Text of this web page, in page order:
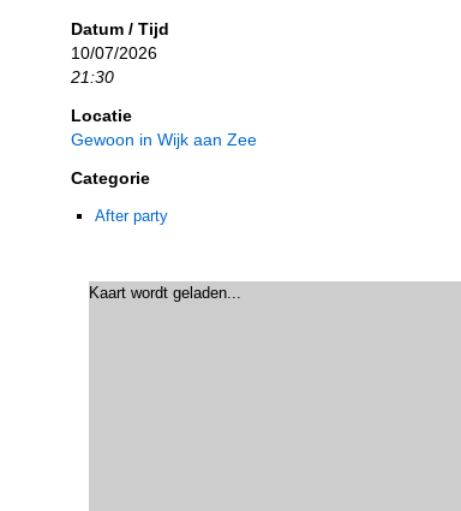
Datum / Tijd
10/07/2026
21:30
Locatie
Gewoon in Wijk aan Zee
Categorie
After party
Kaart wordt geladen...